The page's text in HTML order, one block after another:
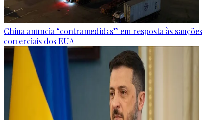
China anuncia “contramedidas” em resposta às sanções
comerciais dos EUA